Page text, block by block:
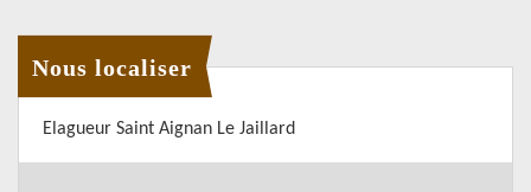
Nous localiser
Elagueur Saint Aignan Le Jaillard